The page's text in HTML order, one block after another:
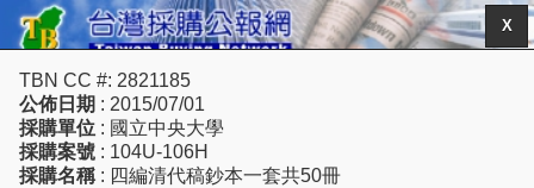
X
TBN CC #: 2821185
公佈日期 : 2015/07/01
採購單位 : 國立中央大學
採購案號 : 104U-106H
採購名稱 : 四編清代稿鈔本一套共50冊